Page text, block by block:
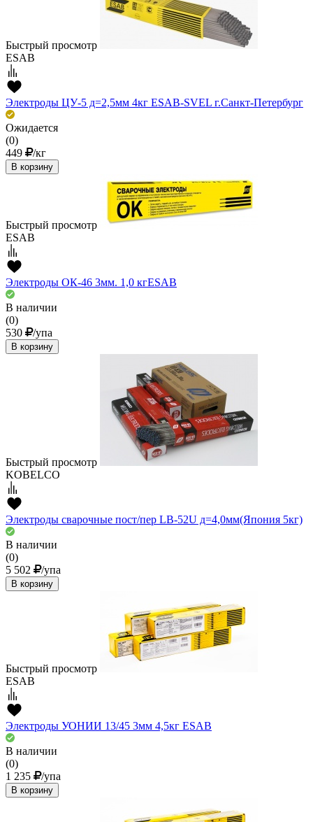
Быстрый просмотр
ESAB
Электроды ЦУ-5 д=2,5мм 4кг ESAB-SVEL г.Санкт-Петербург
Ожидается
(0)
449
/кг
В корзину
Быстрый просмотр
ESAB
Электроды ОК-46 3мм. 1,0 кгESAВ
В наличии
(0)
530
/упа
В корзину
Быстрый просмотр
KOBELCO
Электроды сварочные пост/пер LB-52U д=4,0мм(Япония 5кг)
В наличии
(0)
5 502
/упа
В корзину
Быстрый просмотр
ESAB
Электроды УОНИИ 13/45 3мм 4,5кг ESAB
В наличии
(0)
1 235
/упа
В корзину